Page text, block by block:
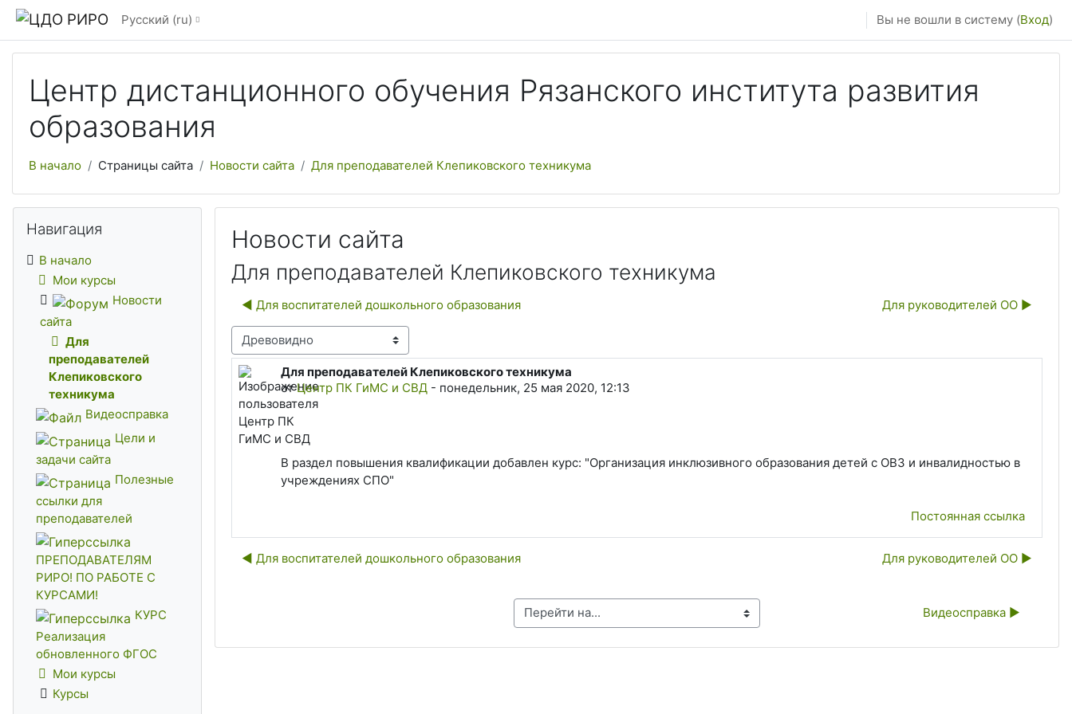
Перейти к основному содержанию
Русский ‎(ru)‎ Вы не вошли в систему (Вход)
Центр дистанционного обучения Рязанского института развития
образования
В начало Страницы сайта Новости сайта Для преподавателей Клепиковского техникума
Новости сайта
Для преподавателей Клепиковского техникума
◀︎ Для воспитателей дошкольного образования Для руководителей ОО ▶︎
Режим отображения
Для преподавателей Клепиковского техникума
отЦентр ПК ГиМС и СВД- понедельник, 25 мая 2020, 12:13
Количество ответов: 0
В раздел повышения квалификации добавлен курс: "Организация инклюзивного образования детей с ОВЗ и инвалидностью в
учреждениях СПО"
Постоянная ссылка
◀︎ Для воспитателей дошкольного образования Для руководителей ОО ▶︎
Перейти на... Видеосправка ▶︎
Навигация
В начало
Мои курсы
Новости
сайта
Для
преподавателей
Клепиковского
техникума
Видеосправка
Цели и
задачи сайта
Полезные
ссылки для
преподавателей
ПРЕПОДАВАТЕЛЯМ
РИРО! ПО РАБОТЕ С
КУРСАМИ!
КУРС
Реализация
обновленного ФГОС
Мои курсы
Курсы